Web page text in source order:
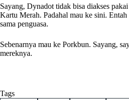
Sayang, Dynadot tidak bisa diakses
Kartu Merah. Padahal mau ke sini.
sama penguasa.
Sebenarnya mau ke Porkbun. Sayang,
mereknya.
Tags